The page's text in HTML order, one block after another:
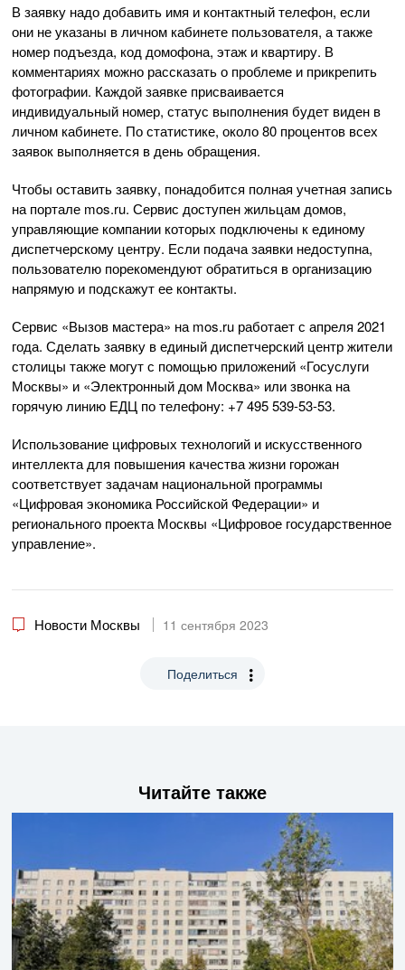
В заявку надо добавить имя и контактный телефон, если
они не указаны в личном кабинете пользователя, а также
номер подъезда, код домофона, этаж и квартиру. В
комментариях можно рассказать о проблеме и прикрепить
фотографии. Каждой заявке присваивается
индивидуальный номер, статус выполнения будет виден в
личном кабинете. По статистике, около 80 процентов всех
заявок выполняется в день обращения.
Чтобы оставить заявку, понадобится полная учетная запись
на портале mos.ru. Сервис доступен жильцам домов,
управляющие компании которых подключены к единому
диспетчерскому центру. Если подача заявки недоступна,
пользователю порекомендуют обратиться в организацию
напрямую и подскажут ее контакты.
Сервис «Вызов мастера» на mos.ru работает с апреля 2021
года. Сделать заявку в единый диспетчерский центр жители
столицы также могут с помощью приложений «Госуслуги
Москвы» и «Электронный дом Москва» или звонка на
горячую линию ЕДЦ по телефону: +7 495 539-53-53.
Использование цифровых технологий и искусственного
интеллекта для повышения качества жизни горожан
соответствует задачам национальной программы
«Цифровая экономика Российской Федерации» и
регионального проекта Москвы «Цифровое государственное
управление».
Новости Москвы 11 сентября 2023
Поделиться
Читайте также